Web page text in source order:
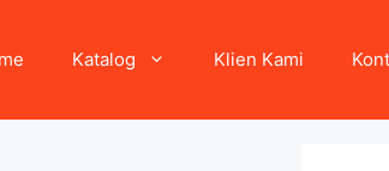
Katalog Klien Kami